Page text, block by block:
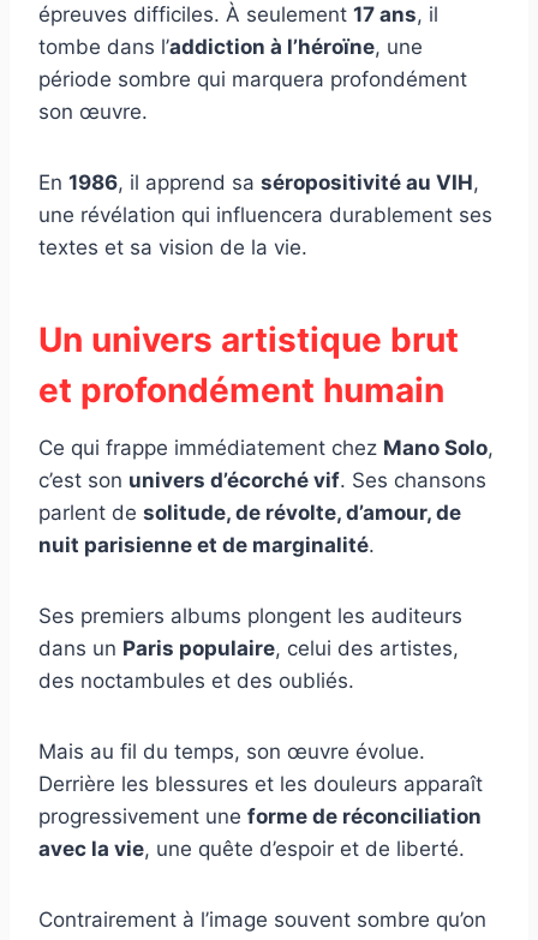
épreuves difficiles. À seulement 17 ans, il
tombe dans l’addiction à l’héroïne, une
période sombre qui marquera profondément
son œuvre.
En 1986, il apprend sa séropositivité au VIH,
une révélation qui influencera durablement ses
textes et sa vision de la vie.
Un univers artistique brut
et profondément humain
Ce qui frappe immédiatement chez Mano Solo,
c’est son univers d’écorché vif. Ses chansons
parlent de solitude, de révolte, d’amour, de
nuit parisienne et de marginalité.
Ses premiers albums plongent les auditeurs
dans un Paris populaire, celui des artistes,
des noctambules et des oubliés.
Mais au fil du temps, son œuvre évolue.
Derrière les blessures et les douleurs apparaît
progressivement une forme de réconciliation
avec la vie, une quête d’espoir et de liberté.
Contrairement à l’image souvent sombre qu’on